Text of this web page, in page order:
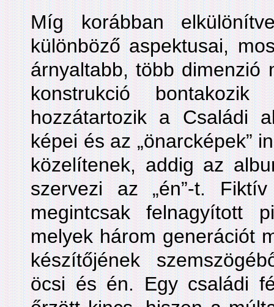
Míg korábban
különböző aspektusai,
árnyaltabb, több dimenzió
konstrukció
hozzátartozik a Családi
képei és az „önarcképek”
közelítenek, addig az
szervezi az „én”-t.
megintcsak felnagyított
melyek három generációt
készítőjének
öcsi és én. Egy családi